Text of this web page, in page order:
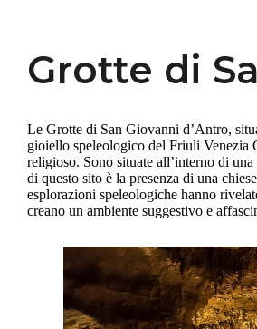
Grotte di
Le Grotte di San Giovanni d’Antro,
gioiello speleologico del Friuli Venezia
religioso. Sono situate all’interno di
di questo sito è la presenza di una
esplorazioni speleologiche hanno
creano un ambiente suggestivo e